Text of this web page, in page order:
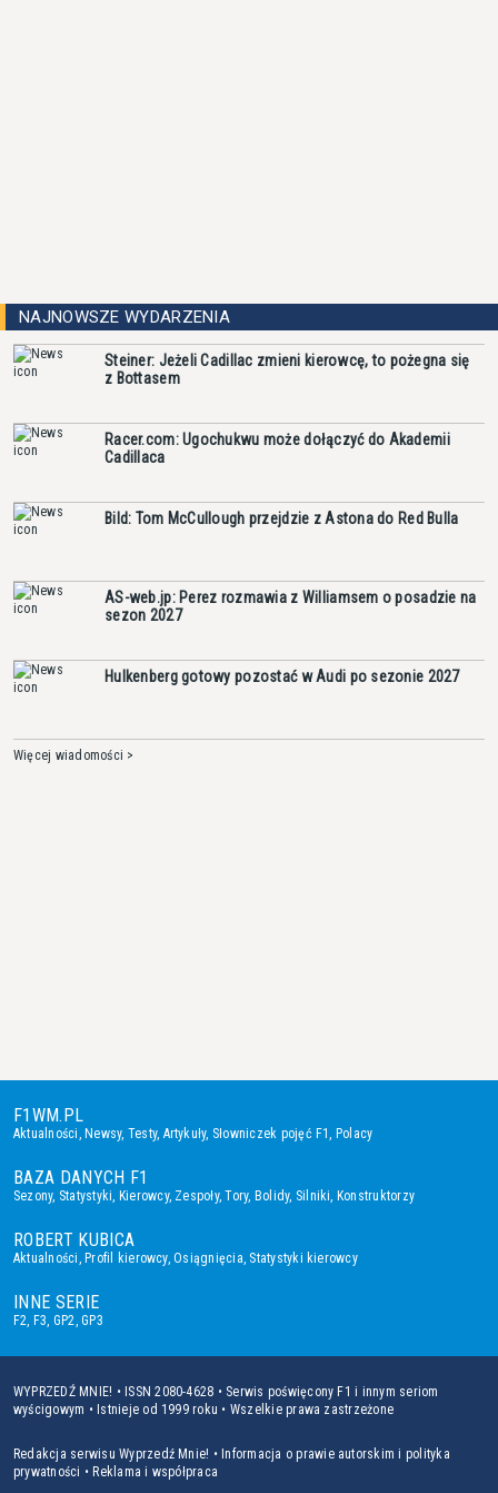
NAJNOWSZE WYDARZENIA
Steiner: Jeżeli Cadillac zmieni kierowcę, to pożegna się
z Bottasem
Racer.com: Ugochukwu może dołączyć do Akademii
Cadillaca
Bild: Tom McCullough przejdzie z Astona do Red Bulla
AS-web.jp: Perez rozmawia z Williamsem o posadzie na
sezon 2027
Hulkenberg gotowy pozostać w Audi po sezonie 2027
Więcej wiadomości >
F1WM.PL
Aktualności, Newsy, Testy, Artykuły, Słowniczek pojęć F1, Polacy
BAZA DANYCH F1
Sezony, Statystyki, Kierowcy, Zespoły,Tory, Bolidy, Silniki, Konstruktorzy
ROBERT KUBICA
Aktualności, Profil kierowcy,Osiągnięcia, Statystyki kierowcy
INNE SERIE
F2, F3, GP2,GP3
WYPRZEDŹ MNIE! • ISSN 2080-4628 • Serwis poświęcony F1 i innym seriom
wyścigowym • Istnieje od 1999 roku • Wszelkie prawa zastrzeżone
Redakcja serwisu Wyprzedź Mnie! • Informacja o prawie autorskim i polityka
prywatności • Reklama i współpraca